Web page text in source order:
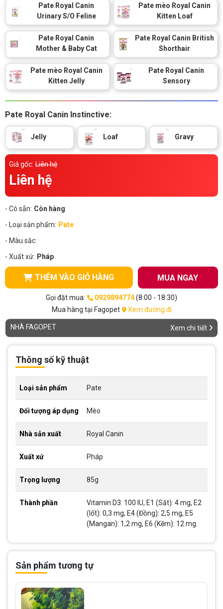
spa cho thú cưng
Thông tin về chó
Thông tin về mèo
CHÍNH SÁCH
Chính sách mua hàng Chính sách vận chuyển
Chính sách đổi trả
LIÊN HỆ
Pate Royal Canin
Urinary S/O Feline
Pate mèo Royal Canin
Kitten Loaf
Pate Royal Canin
Mother & Baby Cat
Pate Royal Canin British
Shorthair
Pate mèo Royal Canin
Kitten Jelly
Pate Royal Canin
Sensory
Pate Royal Canin Instinctive:
Jelly Loaf Gravy
Giá gốc: Liên hệ
Liên hệ
- Có sẵn: Còn hàng
- Loại sản phẩm: Pate
- Màu sắc:
- Xuất xứ: Pháp
THÊM VÀO GIỎ HÀNG MUA NGAY
Gọi đặt mua: 0929894774(8:00 - 18:30)
Mua hàng tại Fagopet
Xem đường đi
NHÀ FAGOPET Xem chi tiết
Thông số kỹ thuật
Loại sản phẩm Pate
Đối tượng áp dụng Mèo
Nhà sản xuất Royal Canin
Xuất xứ Pháp
Trọng lượng 85g
Thành phần
Vitamin D3: 100 IU, E1 (Sắt): 4 mg, E2
(Iốt): 0,3 mg, E4 (Đồng): 2,5 mg, E5
(Mangan): 1,2 mg, E6 (Kẽm): 12 mg.
Sản phẩm tương tự